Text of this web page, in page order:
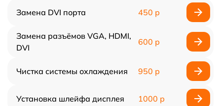
Замена DVI порта 450 р
Замена разъёмов VGA, HDMI,
DVI
600 р
Чистка системы охлаждения 950 р
Установка шлейфа дисплея 1000 р